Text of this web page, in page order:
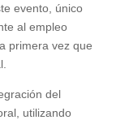
evento, único
al empleo
primera vez que
del
utilizando